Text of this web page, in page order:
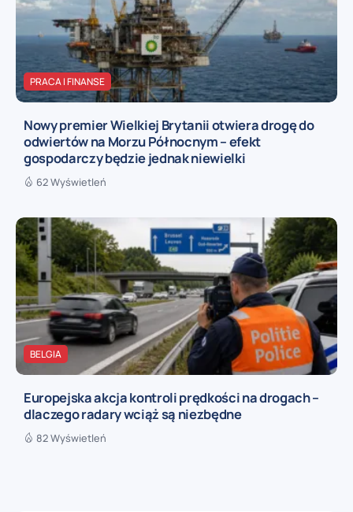
PRACA I FINANSE
Nowy premier Wielkiej Brytanii otwiera drogę do
odwiertów na Morzu Północnym – efekt
gospodarczy będzie jednak niewielki
62 Wyświetleń
BELGIA
Europejska akcja kontroli prędkości na drogach –
dlaczego radary wciąż są niezbędne
82 Wyświetleń